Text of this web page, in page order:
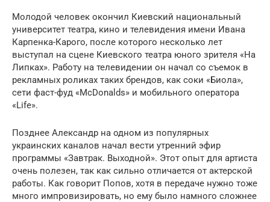
Молодой человек окончил Киевский национальный
университет театра, кино и телевидения имени Ивана
Карпенка-Карого, после которого несколько лет
выступал на сцене Киевского театра юного зрителя «На
Липках». Работу на телевидении он начал со съемок в
рекламных роликах таких брендов, как соки «Биола»,
сети фаст-фуд «McDonalds» и мобильного оператора
«Life».
Позднее Александр на одном из популярных
украинских каналов начал вести утренний эфир
программы «Завтрак. Выходной». Этот опыт для артиста
очень полезен, так как сильно отличается от актерской
работы. Как говорит Попов, хотя в передаче нужно тоже
много импровизировать, но ему было намного сложнее